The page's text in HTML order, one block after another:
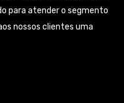
para atender o segmento
nossos clientes uma